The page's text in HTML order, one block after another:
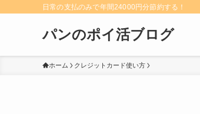
日常の支払のみで年間24000円分節約する！
パンのポイ活ブログ
ホーム クレジットカード使い方